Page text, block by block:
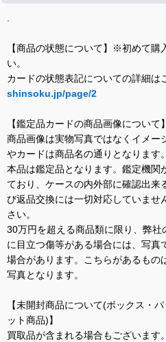
.
【商品の状態について】※初めて購
い。
カードの状態表記についての詳細は
shinsoku.jp/page/2
【鑑定品カードの商品画像について】
商品画像は実物写真ではなくイメー
やカードは商品名の通りとなります。
本品は鑑定品となります。鑑定機関
ており、ケースの内外部に確認出来
び返品交換には一切対応していませ
さい。
30万円を超える商品類に限り、弊
に目立つ傷等がある場合には、写真
場合があります。こちらがあるもの
写真となります。
【未開封商品について(ボックス・
ット商品)】
買取品が含まれる場合もございます。